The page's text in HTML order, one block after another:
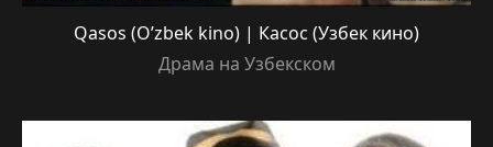
Qasos (O’zbek kino) | Касос (Узбек кино)
Драма на Узбекском